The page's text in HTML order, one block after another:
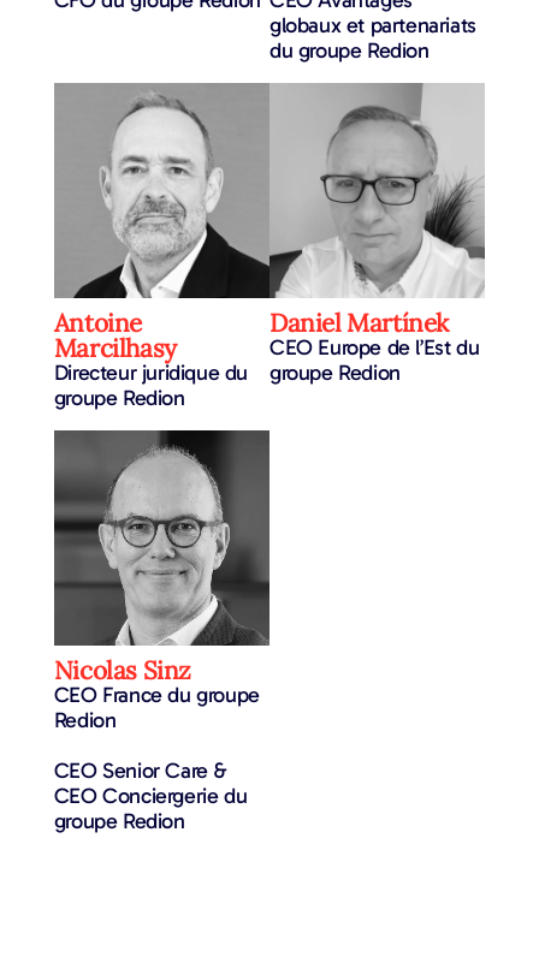
globaux et partenariats
du groupe Redion
Antoine
Marcilhasy
Directeur juridique du
groupe Redion
Daniel Martínek
CEO Europe de l’Est du
groupe Redion
Nicolas Sinz
CEO France du groupe
Redion
CEO Senior Care &
CEO Conciergerie du
groupe Redion